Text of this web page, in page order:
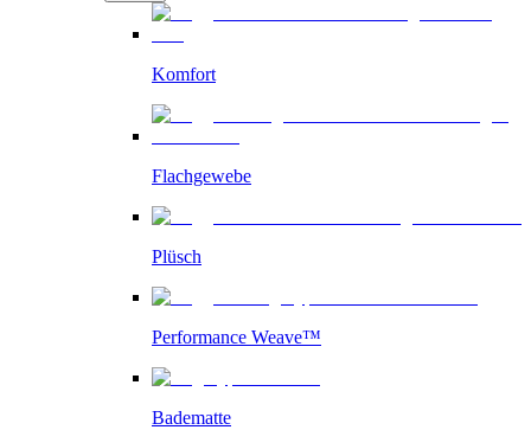
Komfort
Flachgewebe
Plüsch
Performance Weave™
Badematte